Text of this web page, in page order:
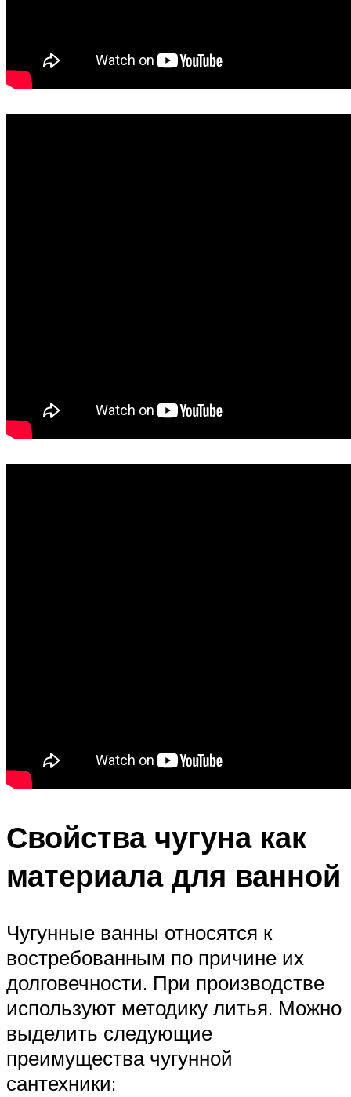
Свойства чугуна как
материала для ванной
Чугунные ванны относятся к
востребованным по причине их
долговечности. При производстве
используют методику литья. Можно
выделить следующие
преимущества чугунной
сантехники: